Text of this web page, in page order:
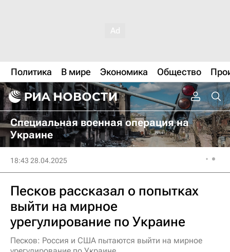
Политика В мире Экономика Общество
Специальная военная операция на
Украине
18:43 28.04.2025
Песков рассказал о попытках
выйти на мирное
урегулирование по Украине
Песков: Россия и США пытаются выйти на мирное